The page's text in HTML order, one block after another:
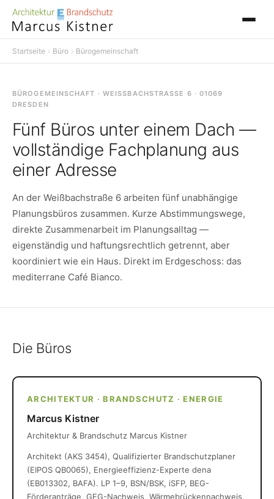
Startseite › Büro › Bürogemeinschaft
BÜROGEMEINSCHAFT · WEISSBACHSTRASSE 6 · 01069 DR
ESDEN
Fünf Büros unter einem Dach —
vollständige Fachplanung aus
einer Adresse
An der Weißbachstraße 6 arbeiten fünf unabhängige
Planungsbüros zusammen. Kurze Abstimmungswege,
direkte Zusammenarbeit im Planungsalltag —
eigenständig und haftungsrechtlich getrennt, aber
koordiniert wie ein Haus. Direkt im Erdgeschoss: das
mediterrane Café Bianco.
Die Büros
ARCHITEKTUR · BRANDSCHUTZ · ENERGIE
Marcus Kistner
Architektur & Brandschutz Marcus Kistner
Architekt (AKS 3454), Qualifizierter Brandschutzplaner
(EIPOS QB0065), Energieeffizienz-Experte dena
(EB013302, BAFA). LP 1–9, BSN/BSK, iSFP, BEG-
Förderanträge, GEG-Nachweis, Wärmebrückennachweis.